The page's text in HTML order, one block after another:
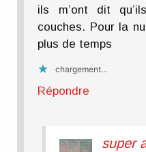
ils m’ont dit
couches. Pour la
plus de temps
chargement…
Répondre
super